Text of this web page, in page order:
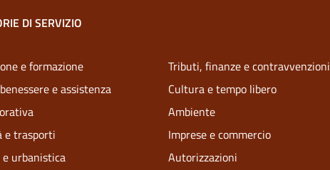
DI SERVIZIO
e formazione
e assistenza
e trasporti
urbanistica
Tributi, finanze e contravvenzioni
Cultura e tempo libero
Ambiente
Imprese e commercio
Autorizzazioni